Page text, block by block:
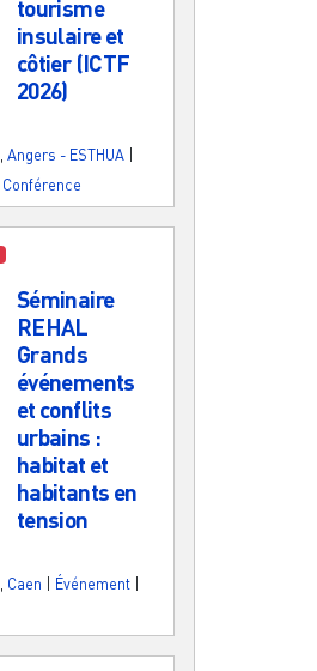
tourisme
insulaire et
côtier (ICTF
2026)
Angers - ESTHUA
Conférence
Séminaire
REHAL
Grands
événements
et conflits
urbains :
habitat et
habitants en
tension
, Caen Événement